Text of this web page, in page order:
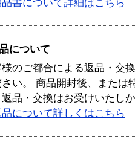
書について詳細はこちら
について
様のご都合による返品・交
さい。 商品開封後、または
品・交換はお受けいたし
について詳しくはこちら